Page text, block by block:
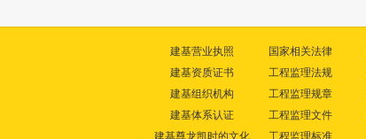
建基营业执照
建基资质证书
建基组织机构
建基体系认证
建基尊龙凯时的文化
国家相关法律
工程监理法规
工程监理规章
工程监理文件
工程监理标准